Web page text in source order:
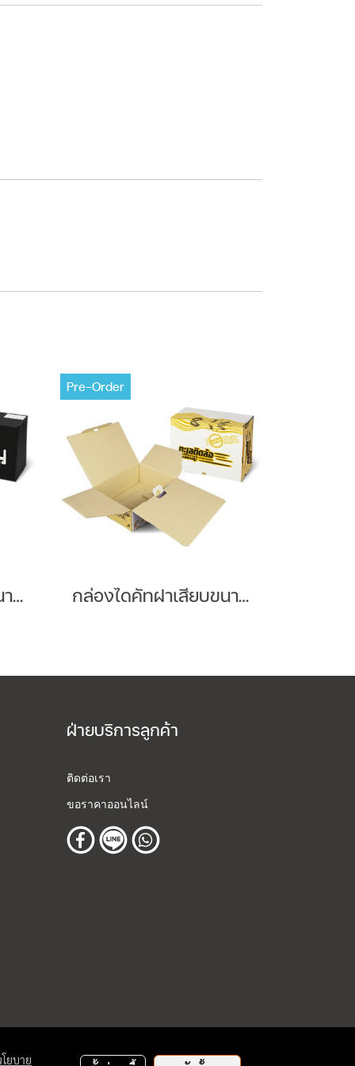
กล่องไดคัทฝาเสียบขนาด : 26 x 45.2 x 13 cm.
Pre-Order
กล่องไดคัทฝาเสียบขนาด : 16.5 x 25.5 x 6 cm.
ฝ่ายบริการลูกค้า
ติดต่อเรา
ขอราคาออนไลน์
ยบาย